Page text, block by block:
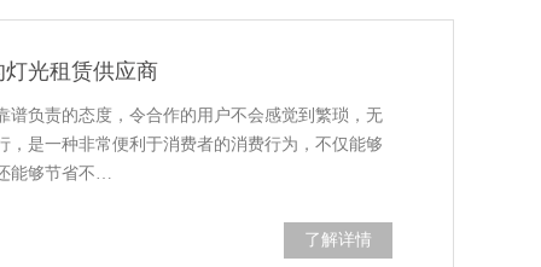
光租赁供应商
谱负责的态度，令合作的用户不会感觉到繁琐，无
，是一种非常便利于消费者的消费行为，不仅能够
能够节省不…
了解详情